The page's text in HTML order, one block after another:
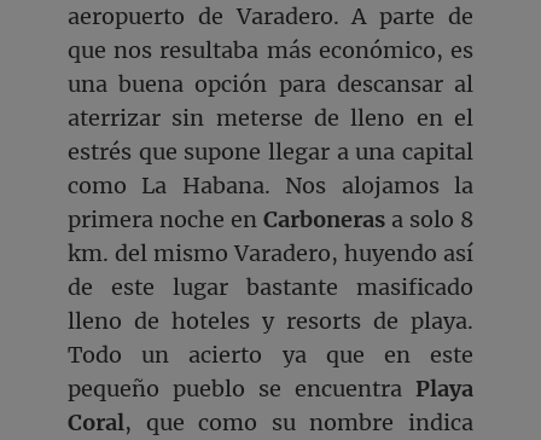
aeropuerto de Varadero. A parte de
que nos resultaba más económico, es
una buena opción para descansar al
aterrizar sin meterse de lleno en el
estrés que supone llegar a una capital
como La Habana. Nos alojamos la
primera noche en Carboneras a solo 8
km. del mismo Varadero, huyendo así
de este lugar bastante masificado
lleno de hoteles y resorts de playa.
Todo un acierto ya que en este
pequeño pueblo se encuentra Playa
Coral, que como su nombre indica